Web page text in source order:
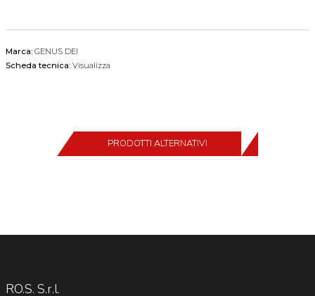
Marca: GENUS DEI
Scheda tecnica: Visualizza
PRODOTTI ALTERNATIVI
RO.S. S.r.l.